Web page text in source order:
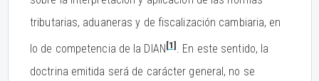
tributarias, aduaneras y de fiscalización cambiaria, en
lo de competencia de la DIAN [1] . En este sentido, la
doctrina emitida será de carácter general, no se